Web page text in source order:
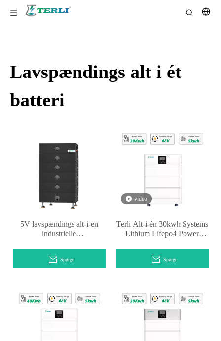
Lavspændings alt i ét
batteri
5V lavspændings alt-i-en
industrielle
Spørge
video
Terli Alt-i-én 30kwh Systems
Lithium Lifepo4 Power
Spørge